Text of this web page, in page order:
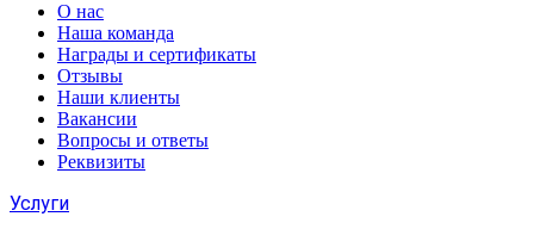
О нас
Наша команда
Награды и сертификаты
Отзывы
Наши клиенты
Вакансии
Вопросы и ответы
Реквизиты
Услуги